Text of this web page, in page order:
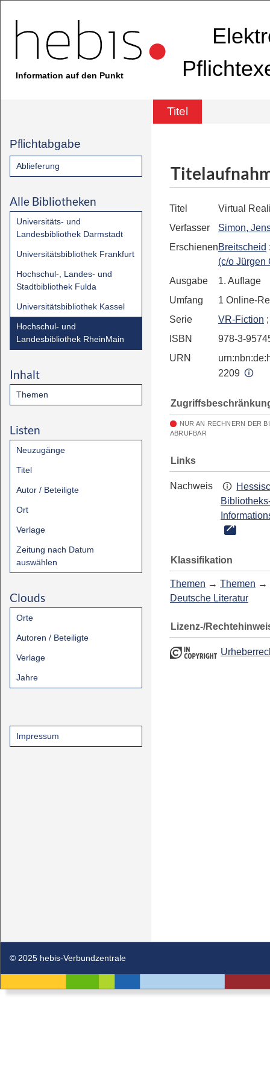
Information auf den Punkt
Titel
Pflichtabgabe
Ablieferung
Alle Bibliotheken
Universitäts- und
Landesbibliothek Darmstadt
Universitätsbibliothek Frankfurt
Hochschul-, Landes- und
Stadtbibliothek Fulda
Universitätsbibliothek Kassel
Hochschul- und
Landesbibliothek RheinMain
Inhalt
Themen
Listen
Neuzugänge
Titel
Autor / Beteiligte
Ort
Verlage
Zeitung nach Datum
auswählen
Clouds
Orte
Autoren / Beteiligte
Verlage
Jahre
Impressum
Titel
Virtual
Verfasser
Simon,
ErschienenBreitscheid
(c/o Jürgen
Ausgabe
1. Auflage
Umfang
1 Online-
Serie
VR-Fiction
ISBN
978-3-
URN
2209
NUR AN RECHNERN DER
ABRUFBAR
Links
Nachweis
Klassifikation
Themen → Themen →
Deutsche Literatur
Lizenz-/
© 2025 hebis-Verbundzentrale